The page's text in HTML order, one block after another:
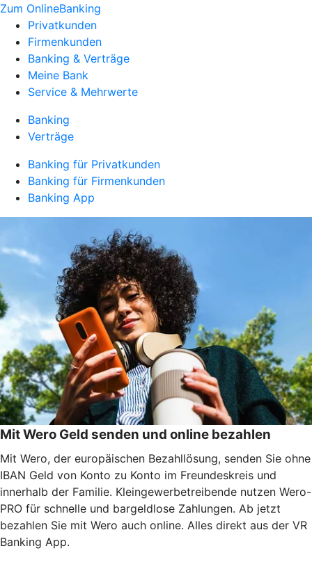
Zum OnlineBanking
Privatkunden
Firmenkunden
Banking & Verträge
Meine Bank
Service & Mehrwerte
Banking
Verträge
Banking für Privatkunden
Banking für Firmenkunden
Banking App
Mit Wero Geld senden und online bezahlen
Mit Wero, der europäischen Bezahllösung, senden Sie ohne
IBAN Geld von Konto zu Konto im Freundeskreis und
innerhalb der Familie. Kleingewerbetreibende nutzen Wero-
PRO für schnelle und bargeldlose Zahlungen. Ab jetzt
bezahlen Sie mit Wero auch online. Alles direkt aus der VR
Banking App.